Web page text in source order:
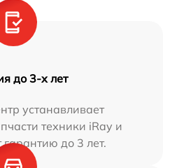
до 3-х лет
устанавливает
техники iRay и
гарантию до 3 лет.